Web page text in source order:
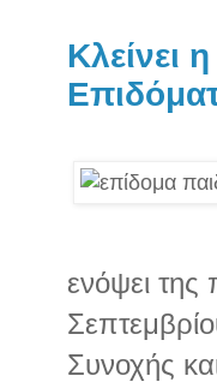
Κλείνει
ενόψει
Συνοχής